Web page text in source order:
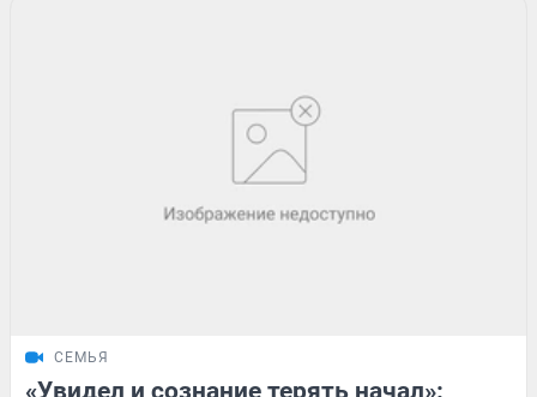
СЕМЬЯ
«Увидел и сознание терять начал»: